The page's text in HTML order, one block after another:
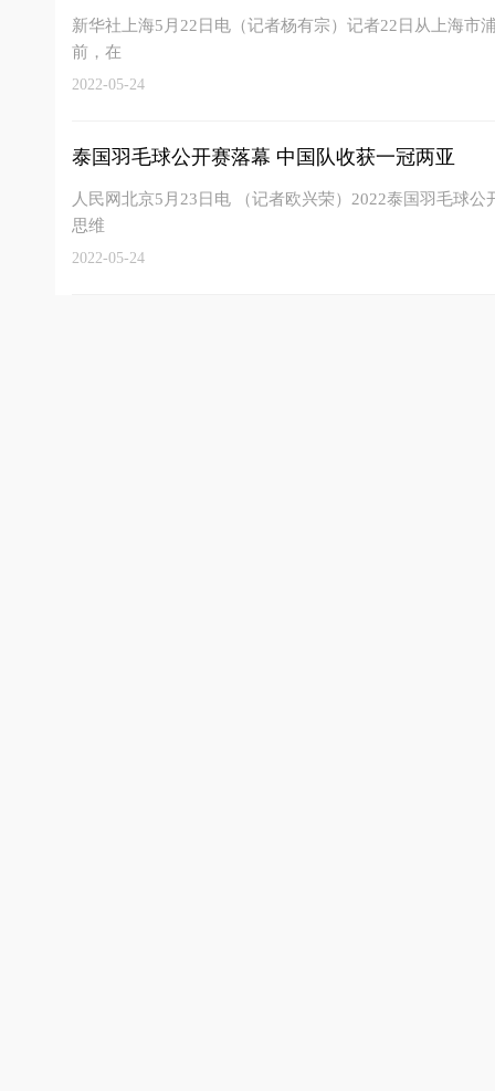
新华社上海5月22日电（记者杨有宗）记者22日从上海市
前，在
2022-05-24
泰国羽毛球公开赛落幕 中国队收获一冠两亚
人民网北京5月23日电 （记者欧兴荣）2022泰国羽毛球
思维
2022-05-24